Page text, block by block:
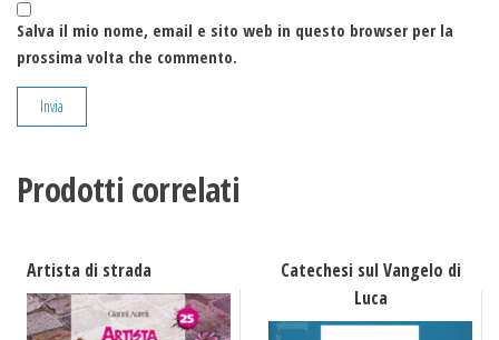
Salva il mio nome, email e sito web in questo browser per la
prossima volta che commento.
Prodotti correlati
Artista di strada
Catechesi sul Vangelo di
Luca